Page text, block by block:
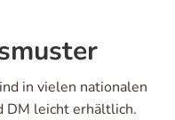
in vielen nationalen
DM leicht erhältlich.